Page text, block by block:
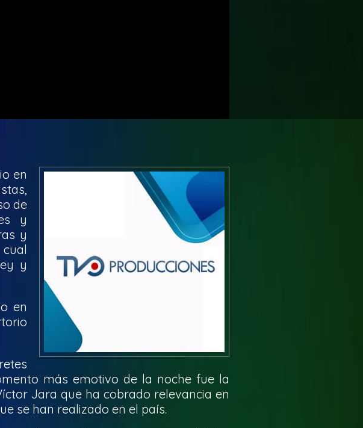
en
de
y
y
y
en
más emotivo de la noche fue la
Jara que ha cobrado relevancia en
se han realizado en el país.